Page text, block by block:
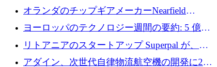
Explorer のご紹介
オランダのチップギアメーカーNearfield
Instrumentsが3億8,000万ドルを調達
ヨーロッパのテクノロジー週間の要約: 5 億
8,500 万ユーロを超える 60 以上のテクノロジ
ー資金調達取引
リトアニアのスタートアップ Superpal が、
Slack 内に構築された AI コワーカー プラット
アダイン、次世代自律物流航空機の開発に250